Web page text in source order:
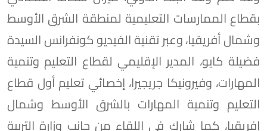
بقطاع الممارسات التعليمية لمنطقة الشرق الأوسط
وشمال أفريقيا، وعبر تقنية الفيديو كونفرانس السيدة
فضيلة كايو، المدير الإقليمي لقطاع التعليم وتنمية
المهارات، وفيرونيكا جريجيرا، إخصائي تعليم أول قطاع
التعليم وتنمية المهارات بالشرق الأوسط وشمال
إفريقيا، كما شارك في اللقاء من جانب وزارة التربية